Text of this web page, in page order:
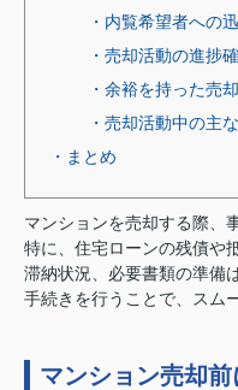
・内覧希望者への
・売却活動の進捗
・余裕を持った売
・売却活動中の主
・まとめ
マンションを売却する際、
特に、住宅ローンの残債や
滞納状況、必要書類の準備
手続きを行うことで、スム
マンション売却